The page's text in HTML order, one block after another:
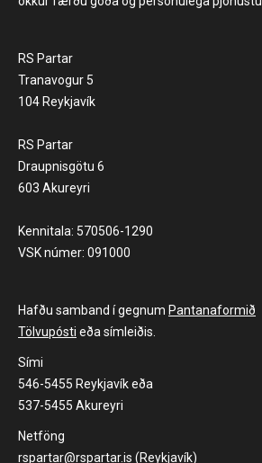
RS Partar
Tranavogur 5
104 Reykjavík
RS Partar
Draupnisgötu 6
603 Akureyri
Kennitala: 570506-1290
VSK númer: 091000
Hafðu samband í gegnum Pantanaformið
Tölvupósti eða símleiðis.
Sími
546-5455 Reykjavík eða
537-5455 Akureyri
Netföng
rspartar@rspartar.is (Reykjavík)